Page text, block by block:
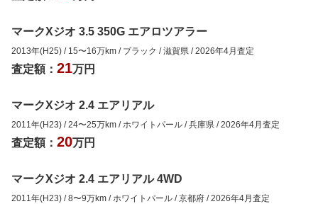
マークXジオ 3.5 350G エアロツアラー
2013年(H25) / 15〜16万km / ブラック /滋賀県 /2026年4月査定
査定額： 21万円
マークXジオ 2.4 エアリアル
2011年(H23) /24〜25万km / ホワイトパール /兵庫県 /2026年4月査定
査定額： 20万円
マークXジオ 2.4 エアリアル 4WD
2011年(H23) /8〜9万km / ホワイトパール /京都府 /2026年4月査定